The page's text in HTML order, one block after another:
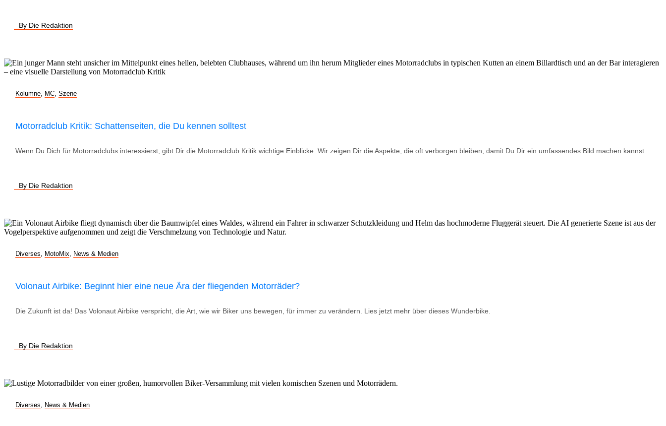
By Die Redaktion
Kolumne MC Szene
Motorradclub Kritik: Schattenseiten, die Du kennen solltest
Wenn Du Dich für Motorradclubs interessierst, gibt Dir die Motorradclub Kritik wichtige Einblicke. Wir zeigen Dir die Aspekte, die oft verborgen bleiben, damit Du Dir ein umfassendes Bild machen kannst.
By Die Redaktion
Diverses MotoMix News & Medien
Volonaut Airbike: Beginnt hier eine neue Ära der fliegenden Motorräder?
Die Zukunft ist da! Das Volonaut Airbike verspricht, die Art, wie wir Biker uns bewegen, für immer zu verändern. Lies jetzt mehr über dieses Wunderbike.
By Die Redaktion
Diverses News & Medien